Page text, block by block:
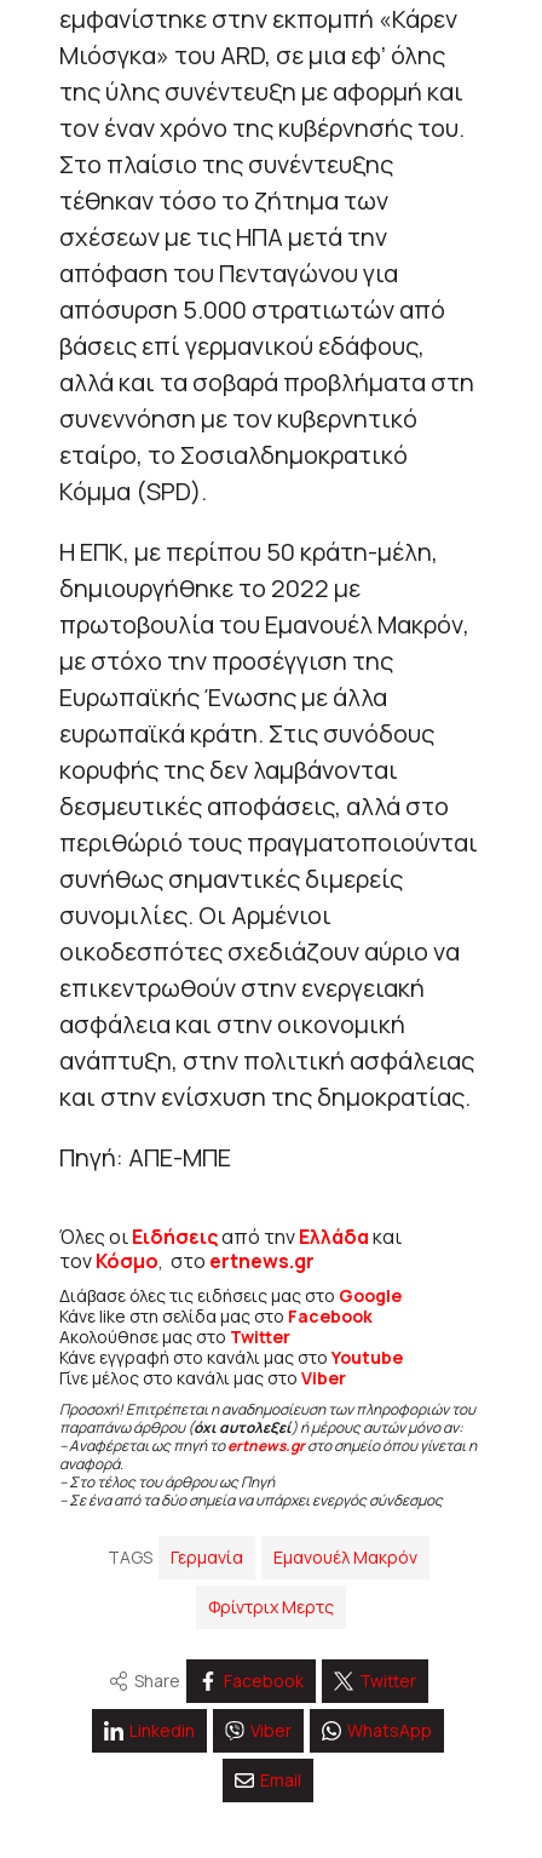
εμφανίστηκε στην εκπομπή «Κάρεν
Μιόσγκα» του ARD, σε μια εφ’ όλης
της ύλης συνέντευξη με αφορμή και
τον έναν χρόνο της κυβέρνησής του.
Στο πλαίσιο της συνέντευξης
τέθηκαν τόσο το ζήτημα των
σχέσεων με τις ΗΠΑ μετά την
απόφαση του Πενταγώνου για
απόσυρση 5.000 στρατιωτών από
βάσεις επί γερμανικού εδάφους,
αλλά και τα σοβαρά προβλήματα στη
συνεννόηση με τον κυβερνητικό
εταίρο, το Σοσιαλδημοκρατικό
Κόμμα (SPD).
Η ΕΠΚ, με περίπου 50 κράτη-μέλη,
δημιουργήθηκε το 2022 με
πρωτοβουλία του Εμανουέλ Μακρόν,
με στόχο την προσέγγιση της
Ευρωπαϊκής Ένωσης με άλλα
ευρωπαϊκά κράτη. Στις συνόδους
κορυφής της δεν λαμβάνονται
δεσμευτικές αποφάσεις, αλλά στο
περιθώριό τους πραγματοποιούνται
συνήθως σημαντικές διμερείς
συνομιλίες. Οι Αρμένιοι
οικοδεσπότες σχεδιάζουν αύριο να
επικεντρωθούν στην ενεργειακή
ασφάλεια και στην οικονομική
ανάπτυξη, στην πολιτική ασφάλειας
και στην ενίσχυση της δημοκρατίας.
Πηγή: ΑΠΕ-ΜΠΕ
Όλες οιΕιδήσειςαπό τηνΕλλάδακαι
τονΚόσμο, στο ertnews.gr
Διάβασε όλες τις ειδήσεις μας στο Google
Κάνε like στη σελίδα μας στο Facebook
Ακολούθησε μας στο Twitter
Κάνε εγγραφή στο κανάλι μας στοYoutube
Γίνε μέλος στο κανάλι μας στο Viber
Προσοχή! Επιτρέπεται η αναδημοσίευση των πληροφοριών του
παραπάνω άρθρου (όχι αυτολεξεί) ή μέρους αυτών μόνο αν:
– Αναφέρεται ως πηγή τοertnews.grστο σημείο όπου γίνεται η
αναφορά.
– Στο τέλος του άρθρου ως Πηγή
– Σε ένα από τα δύο σημεία να υπάρχει ενεργός σύνδεσμος
TAGS Γερμανία Εμανουέλ Μακρόν
Φρίντριχ Μερτς
Share Facebook Twitter
Linkedin Viber WhatsApp
Email